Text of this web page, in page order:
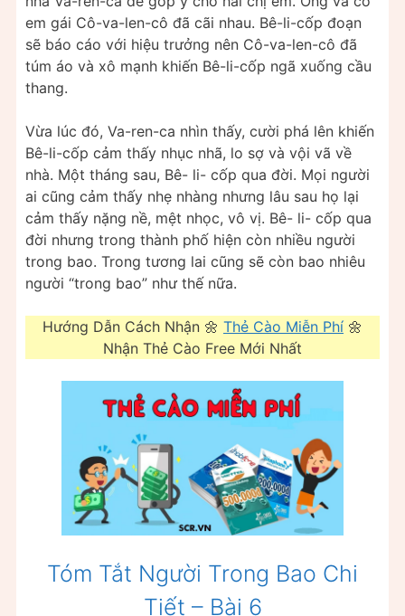
em gái Cô-va-len-cô đã cãi nhau. Bê-li-cốp đoạn
sẽ báo cáo với hiệu trưởng nên Cô-va-len-cô đã
túm áo và xô mạnh khiến Bê-li-cốp ngã xuống cầu
thang.
Vừa lúc đó, Va-ren-ca nhìn thấy, cười phá lên khiến
Bê-li-cốp cảm thấy nhục nhã, lo sợ và vội vã về
nhà. Một tháng sau, Bê- li- cốp qua đời. Mọi người
ai cũng cảm thấy nhẹ nhàng nhưng lâu sau họ lại
cảm thấy nặng nề, mệt nhọc, vô vị. Bê- li- cốp qua
đời nhưng trong thành phố hiện còn nhiều người
trong bao. Trong tương lai cũng sẽ còn bao nhiêu
người “trong bao” như thế nữa.
Hướng Dẫn Cách Nhận 🌼 Thẻ Cào Miễn Phí 🌼
Nhận Thẻ Cào Free Mới Nhất
Tóm Tắt Người Trong Bao Chi
Tiết – Bài 6